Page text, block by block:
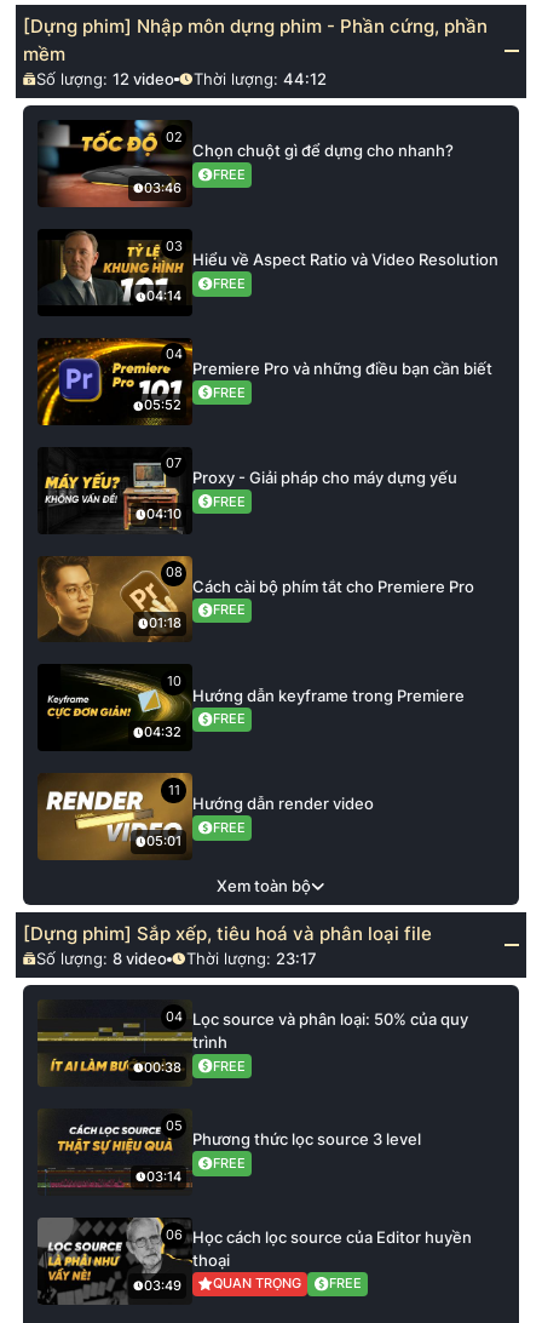
[Dựng phim] Nhập môn dựng phim - Phần cứng, phần
mềm
Số lượng:12 video Thời lượng: 44:12
02
03:46
Chọn chuột gì để dựng cho nhanh?
FREE
03
04:14
Hiểu về Aspect Ratio và Video Resolution
FREE
04
05:52
Premiere Pro và những điều bạn cần biết
FREE
07
04:10
Proxy - Giải pháp cho máy dựng yếu
FREE
08
01:18
Cách cài bộ phím tắt cho Premiere Pro
FREE
10
04:32
Hướng dẫn keyframe trong Premiere
FREE
11
05:01
Hướng dẫn render video
FREE
Xem toàn bộ
[Dựng phim] Sắp xếp, tiêu hoá và phân loại file
Số lượng:8 video Thời lượng: 23:17
04
00:38
Lọc source và phân loại: 50% của quy
trình
FREE
05
03:14
Phương thức lọc source 3 level
FREE
06
03:49
Học cách lọc source của Editor huyền
thoại
QUAN TRỌNG FREE